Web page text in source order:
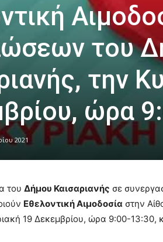
του
την
ώρα
2021
του Δήμου Καισαριανής σε
Εθελοντική Αιμοδοσία στην
19 Δεκεμβρίου, ώρα 9:00-13:30,